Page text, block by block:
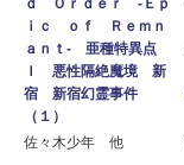
ｄ Ｏｒｄｅｒ ‐Ｅｐ
ｉｃ ｏｆ Ｒｅｍｎ
ａｎｔ‐ 亜種特異点
Ｉ 悪性隔絶魔境 新
宿 新宿幻霊事件
（１）
佐々木少年 他